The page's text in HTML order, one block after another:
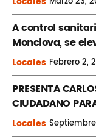
A control
Monclova, se
Locales Febrero2,
PRESENTA
CIUDADANO
Locales Septiembre